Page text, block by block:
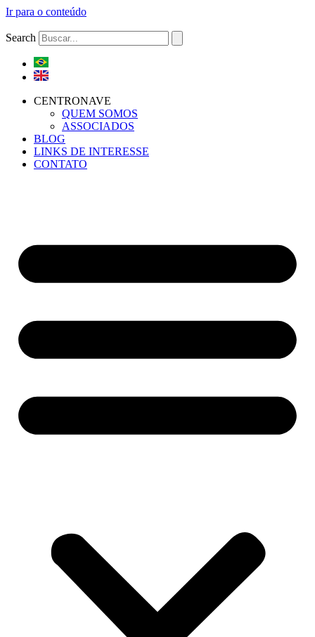
Ir para o conteúdo
Search
CENTRONAVE
QUEM SOMOS
ASSOCIADOS
BLOG
LINKS DE INTERESSE
CONTATO